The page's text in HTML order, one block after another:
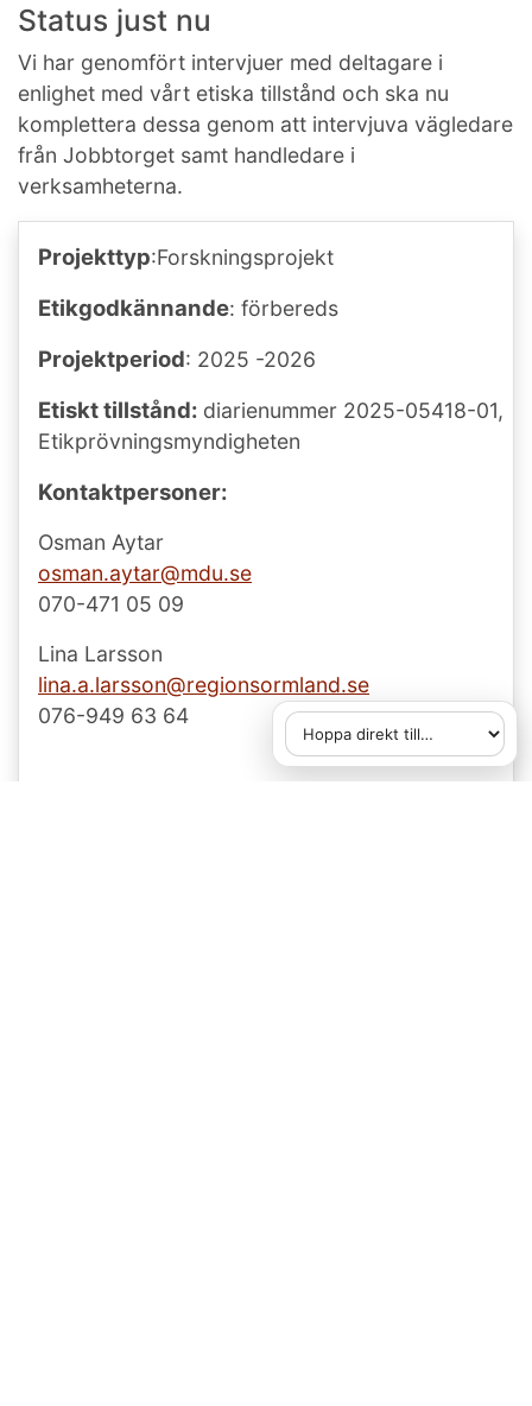
Status just nu
Vi har genomfört intervjuer med deltagare i
enlighet med vårt etiska tillstånd och ska nu
komplettera dessa genom att intervjuva vägledare
från Jobbtorget samt handledare i
verksamheterna.
Projekttyp:Forskningsprojekt
Etikgodkännande: förbereds
Projektperiod: 2025 -2026
Etiskt tillstånd: diarienummer 2025-05418-01,
Etikprövningsmyndigheten
Kontaktpersoner:
Osman Aytar
osman.aytar@mdu.se
070-471 05 09
Lina Larsson
lina.a.larsson@regionsormland.se
076-949 63 64
Hoppa direkt till
När du väljer ett alternativ